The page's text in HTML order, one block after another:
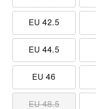
EU 42.5
EU 44.5
EU 46
EU 48.5